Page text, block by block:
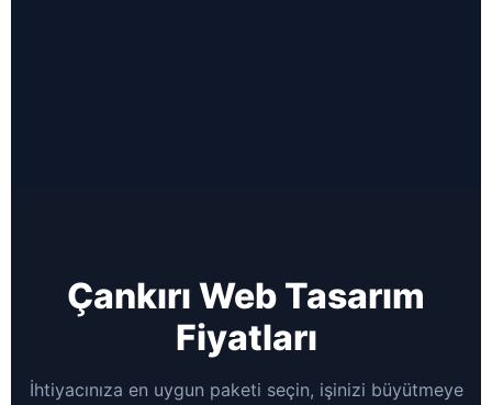
Çankırı Web Tasarım
Fiyatları
İhtiyacınıza en uygun paketi seçin, işinizi büyütmeye